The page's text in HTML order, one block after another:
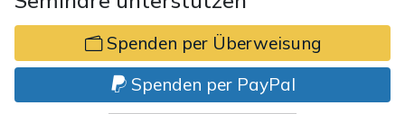
Spenden per Überweisung
Spenden per PayPal